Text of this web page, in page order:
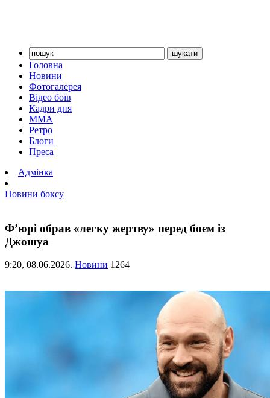
Головна
Новини
Фотогалерея
Відео боїв
Кадри дня
ММА
Ретро
Блоги
Преса
Адмінка
Новини боксу
Ф’юрі обрав «легку жертву» перед боєм із
Джошуа
9:20, 08.06.2026. Новини 1264